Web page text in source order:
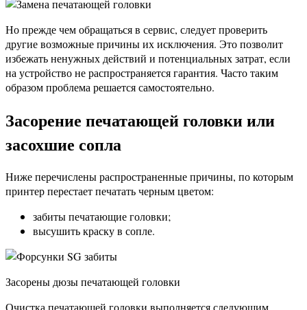
Но прежде чем обращаться в сервис, следует проверить
другие возможные причины их исключения. Это позволит
избежать ненужных действий и потенциальных затрат, если
на устройство не распространяется гарантия. Часто таким
образом проблема решается самостоятельно.
Засорение печатающей головки или
засохшие сопла
Ниже перечислены распространенные причины, по которым
принтер перестает печатать черным цветом:
забиты печатающие головки;
высушить краску в сопле.
Засорены дюзы печатающей головки